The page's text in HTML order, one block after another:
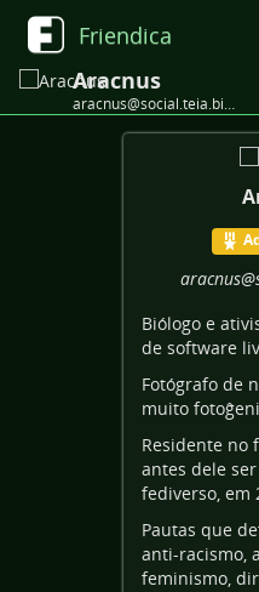
Friendica
Aracnus
aracnus@social.teia.bio.br
aracnus
Biólogo e
de software
Fotógrafo de
muito
Residente no
antes dele
fediverso, em
Pautas que
anti-racismo,
feminismo,